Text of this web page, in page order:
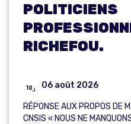
POLITICIENS
RICHEFOU.
06 août 2026
RÉPONSE AUX PROPOS DE
CNSIS « NOUS NE